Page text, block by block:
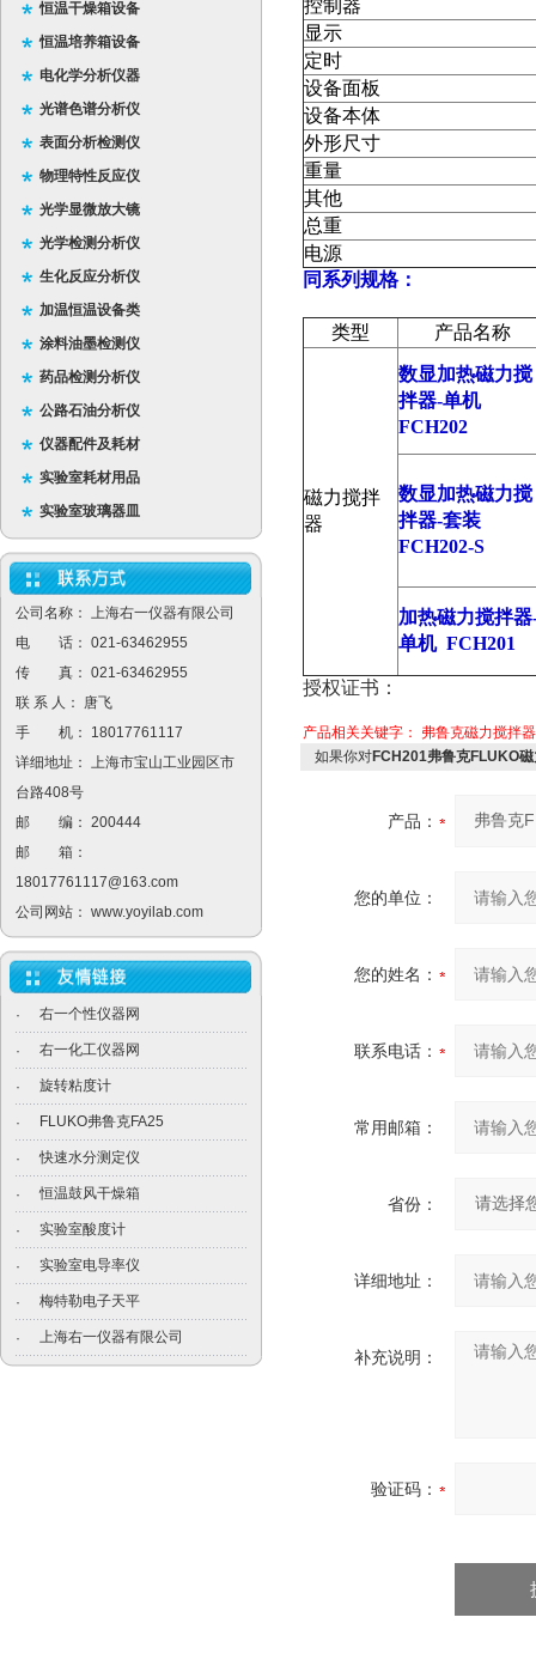
恒温干燥箱设备
恒温培养箱设备
电化学分析仪器
光谱色谱分析仪
表面分析检测仪
物理特性反应仪
光学显微放大镜
光学检测分析仪
生化反应分析仪
加温恒温设备类
涂料油墨检测仪
药品检测分析仪
公路石油分析仪
仪器配件及耗材
实验室耗材用品
实验室玻璃器皿
公司名称： 上海右一仪器有限公司
电 话： 021-63462955
传 真： 021-63462955
联 系 人： 唐飞
手 机： 18017761117
详细地址： 上海市宝山工业园区市
台路408号
邮 编： 200444
邮 箱：
18017761117@163.com
公司网站： www.yoyilab.com
· 右一个性仪器网
· 右一化工仪器网
· 旋转粘度计
· FLUKO弗鲁克FA25
· 快速水分测定仪
· 恒温鼓风干燥箱
· 实验室酸度计
· 实验室电导率仪
· 梅特勒电子天平
· 上海右一仪器有限公司
控制器
显示
定时
设备面板
设备本体
外形尺寸
重量
其他
总重
电源
同系列规格：
类型 产品名称
磁力搅拌
器
数显加热磁力搅
拌器-单机
FCH202
数显加热磁力搅
拌器-套装
FCH202-S
加热磁力搅拌器
单机FCH201
授权证书：
产品相关关键字：
弗鲁克磁力搅拌器
如果你对FCH201弗鲁克FLUKO磁
产品：
您的单位：
您的姓名：
联系电话：
常用邮箱：
省份：
详细地址：
补充说明：
验证码：